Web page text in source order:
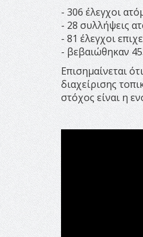
- 306 έλεγχοι
- 28 συλλήψεις
- 81 έλεγχοι
- βεβαιώθηκαν
Επισημαίνεται
διαχείρισης
στόχος είναι η